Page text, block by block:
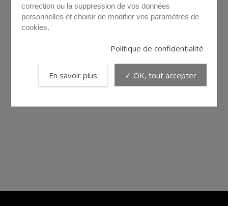
correction ou la suppression de vos données
personnelles et choisir de modifier vos paramètres de
cookies.
Politique de confidentialité
En savoir plus ✓ OK, tout accepter